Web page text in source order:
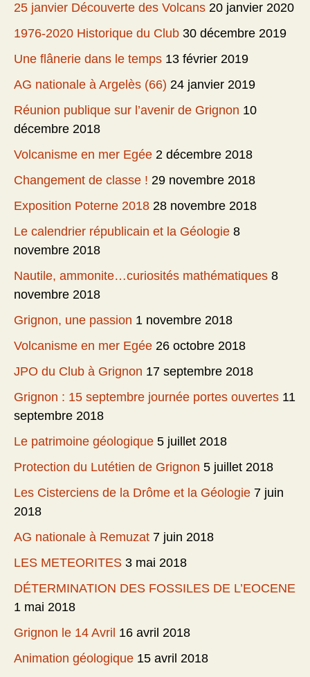
25 janvier Découverte des Volcans 20 janvier 2020
1976-2020 Historique du Club 30 décembre 2019
Une flânerie dans le temps 13 février 2019
AG nationale à Argelès (66) 24 janvier 2019
Réunion publique sur l’avenir de Grignon 10
décembre 2018
Volcanisme en mer Egée 2 décembre 2018
Changement de classe ! 29 novembre 2018
Exposition Poterne 2018 28 novembre 2018
Le calendrier républicain et la Géologie 8
novembre 2018
Nautile, ammonite…curiosités mathématiques 8
novembre 2018
Grignon, une passion 1 novembre 2018
Volcanisme en mer Egée 26 octobre 2018
JPO du Club à Grignon 17 septembre 2018
Grignon : 15 septembre journée portes ouvertes 11
septembre 2018
Le patrimoine géologique 5 juillet 2018
Protection du Lutétien de Grignon 5 juillet 2018
Les Cisterciens de la Drôme et la Géologie 7 juin
2018
AG nationale à Remuzat 7 juin 2018
LES METEORITES 3 mai 2018
DÉTERMINATION DES FOSSILES DE L’EOCENE
1 mai 2018
Grignon le 14 Avril 16 avril 2018
Animation géologique 15 avril 2018